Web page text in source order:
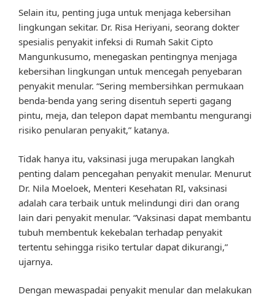
Selain itu, penting juga untuk menjaga kebersihan
lingkungan sekitar. Dr. Risa Heriyani, seorang dokter
spesialis penyakit infeksi di Rumah Sakit Cipto
Mangunkusumo, menegaskan pentingnya menjaga
kebersihan lingkungan untuk mencegah penyebaran
penyakit menular. “Sering membersihkan permukaan
benda-benda yang sering disentuh seperti gagang
pintu, meja, dan telepon dapat membantu mengurangi
risiko penularan penyakit,” katanya.
Tidak hanya itu, vaksinasi juga merupakan langkah
penting dalam pencegahan penyakit menular. Menurut
Dr. Nila Moeloek, Menteri Kesehatan RI, vaksinasi
adalah cara terbaik untuk melindungi diri dan orang
lain dari penyakit menular. “Vaksinasi dapat membantu
tubuh membentuk kekebalan terhadap penyakit
tertentu sehingga risiko tertular dapat dikurangi,”
ujarnya.
Dengan mewaspadai penyakit menular dan melakukan